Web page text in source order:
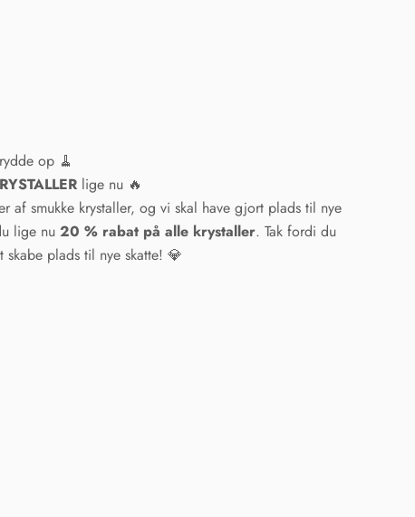
op 🧹
lige nu 🔥
af smukke krystaller, og vi skal have gjort plads til nye
lige nu 20 % rabat på alle krystaller. Tak fordi du
plads til nye skatte! 💎